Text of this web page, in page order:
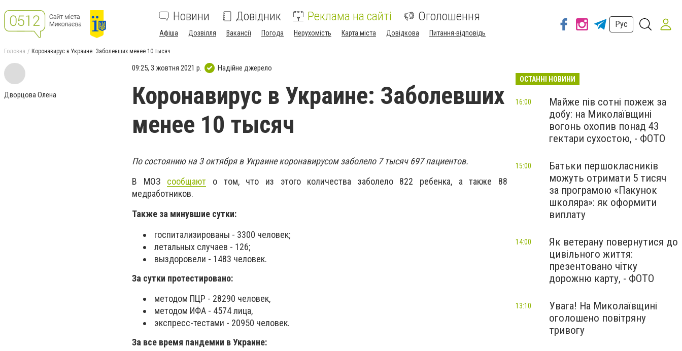
Новини Довідник Реклама на сайті Оголошення
Афіша Дозвілля Вакансії Погода Нерухомість Карта міста Довідкова Питання-відповідь
Рус
Головна Коронавирус в Украине: Заболевших менее 10 тысяч
Дворцова Олена
09:25, 3 жовтня 2021 р. Надійне джерело
Коронавирус в Украине: Заболевших
менее 10 тысяч
По состоянию на 3 октября в Украине коронавирусом заболело 7 тысяч 697 пациентов.
В МОЗ сообщают о том, что из этого количества заболело 822 ребенка, а также 88
медработников.
Также за минувшие сутки:
госпитализированы - 3300 человек;
летальных случаев - 126;
выздоровели - 1483 человек.
За сутки протестировано:
методом ПЦР - 28290 человек,
методом ИФА - 4574 лица,
экспресс-тестами - 20950 человек.
За все время пандемии в Украине:
ОСТАННІ НОВИНИ
Майже пів сотні пожеж за
добу: на Миколаївщині
вогонь охопив понад 43
гектари сухостою, - ФОТО
16:00
Батьки першокласників
можуть отримати 5 тисяч
за програмою «Пакунок
школяра»: як оформити
виплату
15:00
Як ветерану повернутися до
цивільного життя:
презентовано чітку
дорожню карту, - ФОТО
14:00
Увага! На Миколаївщині
оголошено повітряну
тривогу
13:10